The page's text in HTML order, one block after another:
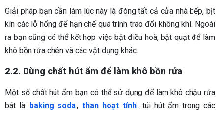
Giải pháp bạn cần làm lúc này là đóng tất cả cửa nhà bếp, bịt
kín các lỗ hổng để hạn chế quá trình trao đổi không khí. Ngoài
ra bạn cũng có thể kết hợp việc bật điều hoà, bật quạt để làm
khô bồn rửa chén và các vật dụng khác.
2.2. Dùng chất hút ẩm để làm khô bồn rửa
Một số chất hút ẩm bạn có thể sử dụng để làm khô chậu rửa
bát là baking soda, than hoạt tính, túi hút ẩm trong các